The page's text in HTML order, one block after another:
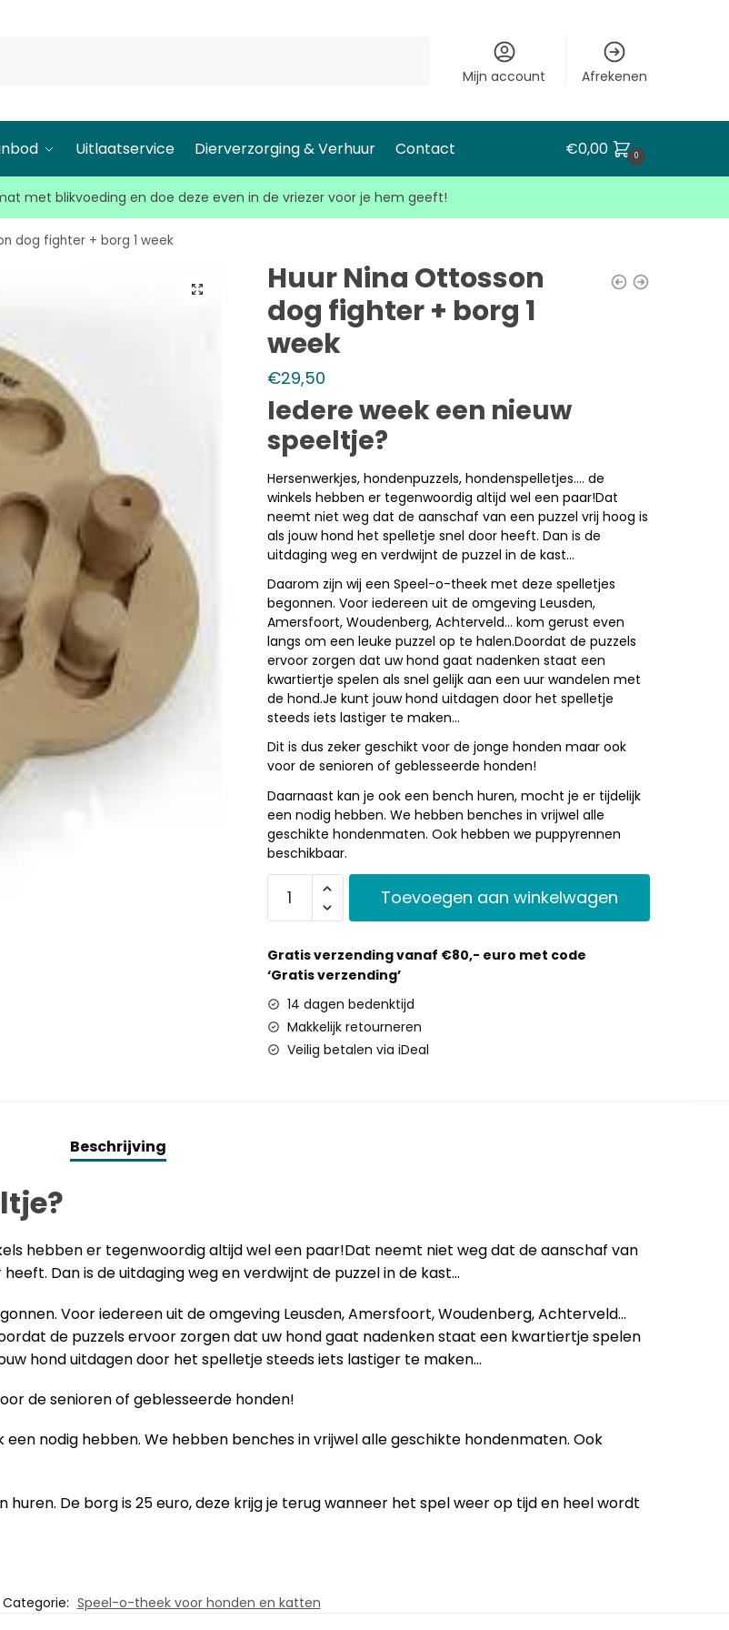
Mijn account Afrekenen
Uitlaatservice Dierverzorging & Verhuur Contact €0,00 0
met blikvoeding en doe deze even in de vriezer voor je hem geeft!
dog fighter + borg 1 week
Huur Nina Ottosson
dog fighter + borg 1
week
€29,50
Iedere week een nieuw
speeltje?
Hersenwerkjes, hondenpuzzels, hondenspelletjes…. de
winkels hebben er tegenwoordig altijd wel een paar!Dat
neemt niet weg dat de aanschaf van een puzzel vrij hoog is
als jouw hond het spelletje snel door heeft. Dan is de
uitdaging weg en verdwijnt de puzzel in de kast…
Daarom zijn wij een Speel-o-theek met deze spelletjes
begonnen. Voor iedereen uit de omgeving Leusden,
Amersfoort, Woudenberg, Achterveld… kom gerust even
langs om een leuke puzzel op te halen.Doordat de puzzels
ervoor zorgen dat uw hond gaat nadenken staat een
kwartiertje spelen als snel gelijk aan een uur wandelen met
de hond.Je kunt jouw hond uitdagen door het spelletje
steeds iets lastiger te maken…
Dit is dus zeker geschikt voor de jonge honden maar ook
voor de senioren of geblesseerde honden!
Daarnaast kan je ook een bench huren, mocht je er tijdelijk
een nodig hebben. We hebben benches in vrijwel alle
geschikte hondenmaten. Ook hebben we puppyrennen
beschikbaar.
Toevoegen aan winkelwagen
Gratis verzending vanaf €80,- euro met code
‘Gratis verzending’
14 dagen bedenktijd
Makkelijk retourneren
Veilig betalen via iDeal
Beschrijving
hebben er tegenwoordig altijd wel een paar!Dat neemt niet weg dat de aanschaf van
Dan is de uitdaging weg en verdwijnt de puzzel in de kast…
Voor iedereen uit de omgeving Leusden, Amersfoort, Woudenberg, Achterveld…
de puzzels ervoor zorgen dat uw hond gaat nadenken staat een kwartiertje spelen
hond uitdagen door het spelletje steeds iets lastiger te maken…
de senioren of geblesseerde honden!
nodig hebben. We hebben benches in vrijwel alle geschikte hondenmaten. Ook
De borg is 25 euro, deze krijg je terug wanneer het spel weer op tijd en heel wordt
Categorie: Speel-o-theek voor honden en katten